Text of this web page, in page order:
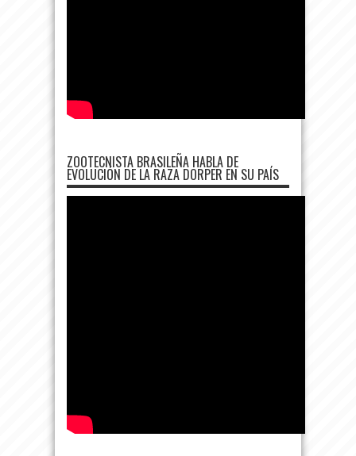
ZOOTECNISTA BRASILEÑA HABLA DE
EVOLUCIÓN DE LA RAZA DORPER EN SU PAÍS